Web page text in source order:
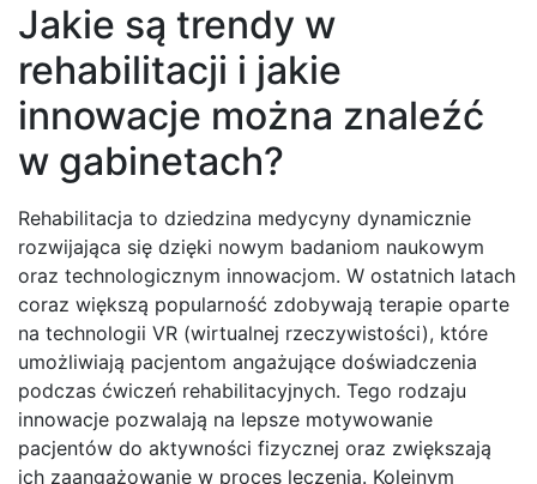
Jakie są trendy w
rehabilitacji i jakie
innowacje można znaleźć
w gabinetach?
Rehabilitacja to dziedzina medycyny dynamicznie
rozwijająca się dzięki nowym badaniom naukowym
oraz technologicznym innowacjom. W ostatnich latach
coraz większą popularność zdobywają terapie oparte
na technologii VR (wirtualnej rzeczywistości), które
umożliwiają pacjentom angażujące doświadczenia
podczas ćwiczeń rehabilitacyjnych. Tego rodzaju
innowacje pozwalają na lepsze motywowanie
pacjentów do aktywności fizycznej oraz zwiększają
ich zaangażowanie w proces leczenia. Kolejnym